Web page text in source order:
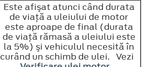
Este afişat atunci când durata
de viaţă a uleiului de motor
este aproape de final (durata
de viaţă rămasă a uleiului este
la 5%) şi vehiculul necesită în
curând un schimb de ulei. Vezi